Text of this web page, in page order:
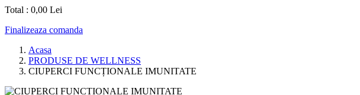
Total : 0,00 Lei
Finalizeaza comanda
Acasa
PRODUSE DE WELLNESS
CIUPERCI FUNCȚIONALE IMUNITATE